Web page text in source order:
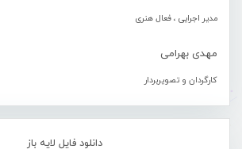
مدیر اجرایی ، فعال هنری
مهدی بهرامی
کارگردان و تصویربردار
دانلود فایل لایه باز